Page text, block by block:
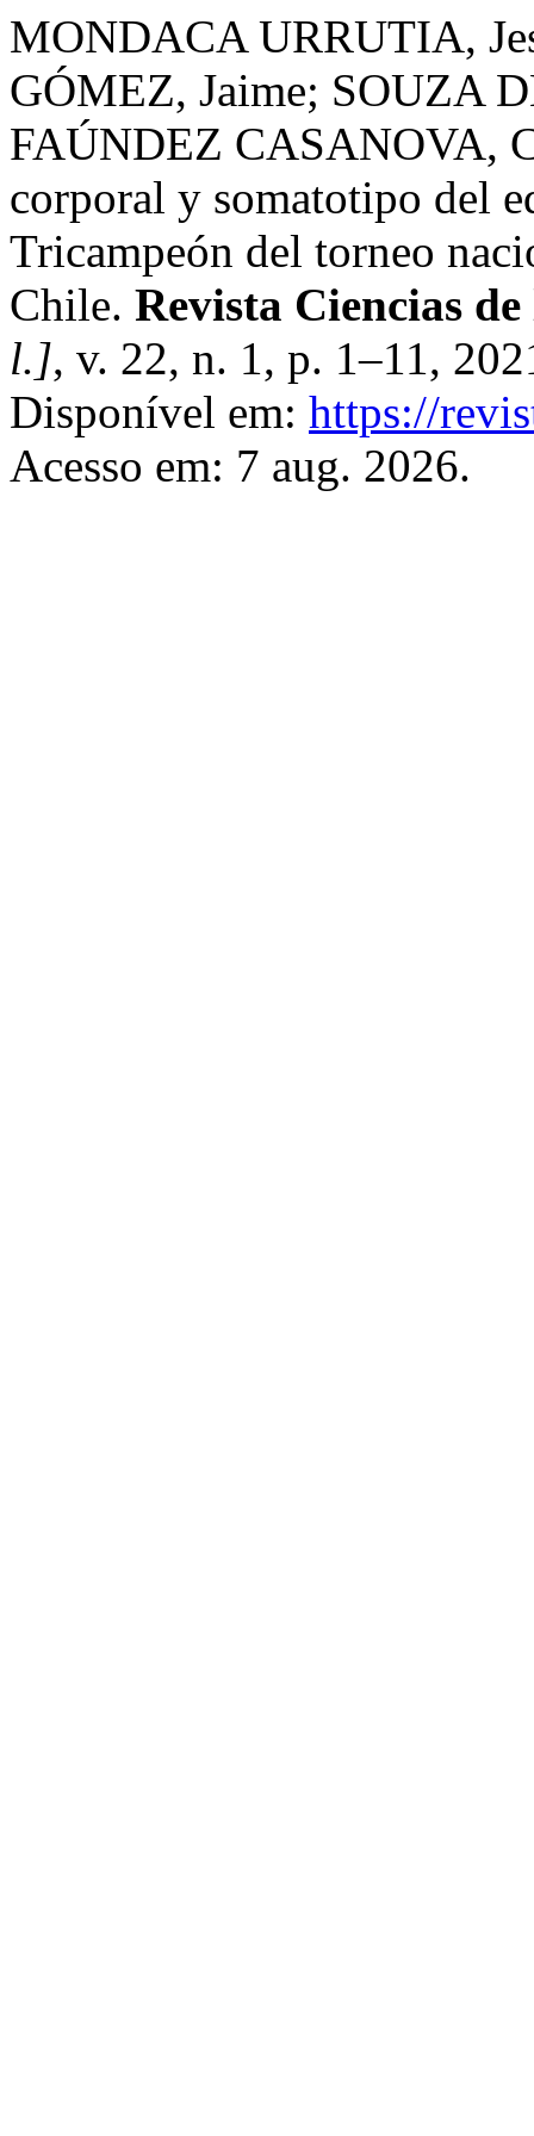
MONDACA URRUTIA,
GÓMEZ, Jaime; SOUZA
FAÚNDEZ CASANOVA,
corporal y somatotipo del
Tricampeón del torneo
Chile. Revista Ciencias
l.], v. 22, n. 1, p. 1–11,
Disponível em: https://
Acesso em: 7 aug. 2026.